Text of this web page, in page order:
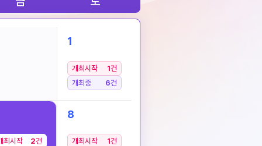
1
개최시작 1건
개최중
6건
최시작 2건
8
개최시작 1건